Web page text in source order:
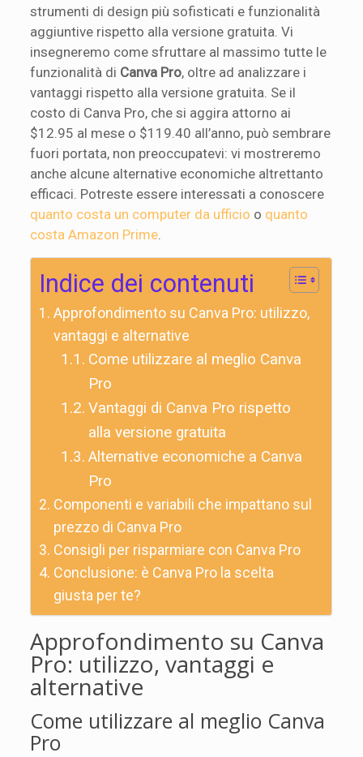
strumenti di design più sofisticati e funzionalità
aggiuntive rispetto alla versione gratuita. Vi
insegneremo come sfruttare al massimo tutte le
funzionalità di Canva Pro, oltre ad analizzare i
vantaggi rispetto alla versione gratuita. Se il
costo di Canva Pro, che si aggira attorno ai
$12.95 al mese o $119.40 all’anno, può sembrare
fuori portata, non preoccupatevi: vi mostreremo
anche alcune alternative economiche altrettanto
efficaci. Potreste essere interessati a conoscere
quanto costa un computer da ufficio o quanto
costa Amazon Prime
Indice dei contenuti
Approfondimento su Canva Pro: utilizzo,
vantaggi e alternative
Come utilizzare al meglio Canva
Pro
Vantaggi di Canva Pro rispetto
alla versione gratuita
Alternative economiche a Canva
Pro
Componenti e variabili che impattano sul
prezzo di Canva Pro
Consigli per risparmiare con Canva Pro
Conclusione: è Canva Pro la scelta
giusta per te?
Approfondimento su Canva
Pro: utilizzo, vantaggi e
alternative
Come utilizzare al meglio Canva
Pro